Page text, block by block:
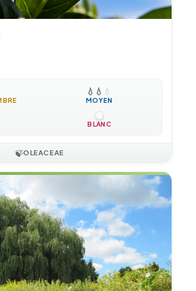
💧 💧 💧
MOYEN
BLANC
🍃OLEACEAE